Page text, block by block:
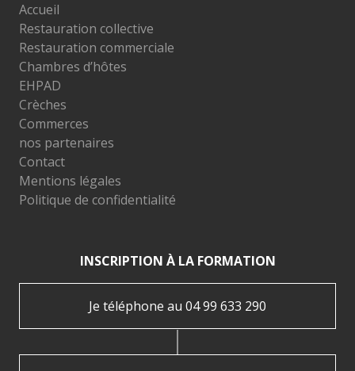
Accueil
Restauration collective
Restauration commerciale
Chambres d’hôtes
EHPAD
Crèches
Commerces
nos partenaires
Contact
Mentions légales
Politique de confidentialité
INSCRIPTION À LA FORMATION
Je téléphone au 04 99 633 290